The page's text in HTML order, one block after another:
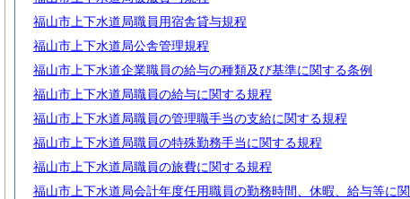
福山市上下水道局職員用宿舎貸与規程
福山市上下水道局公舎管理規程
福山市上下水道企業職員の給与の種類及び基準に関する条例
福山市上下水道局職員の給与に関する規程
福山市上下水道局職員の管理職手当の支給に関する規程
福山市上下水道局職員の特殊勤務手当に関する規程
福山市上下水道局職員の旅費に関する規程
福山市上下水道局会計年度任用職員の勤務時間、休暇、給与等に関